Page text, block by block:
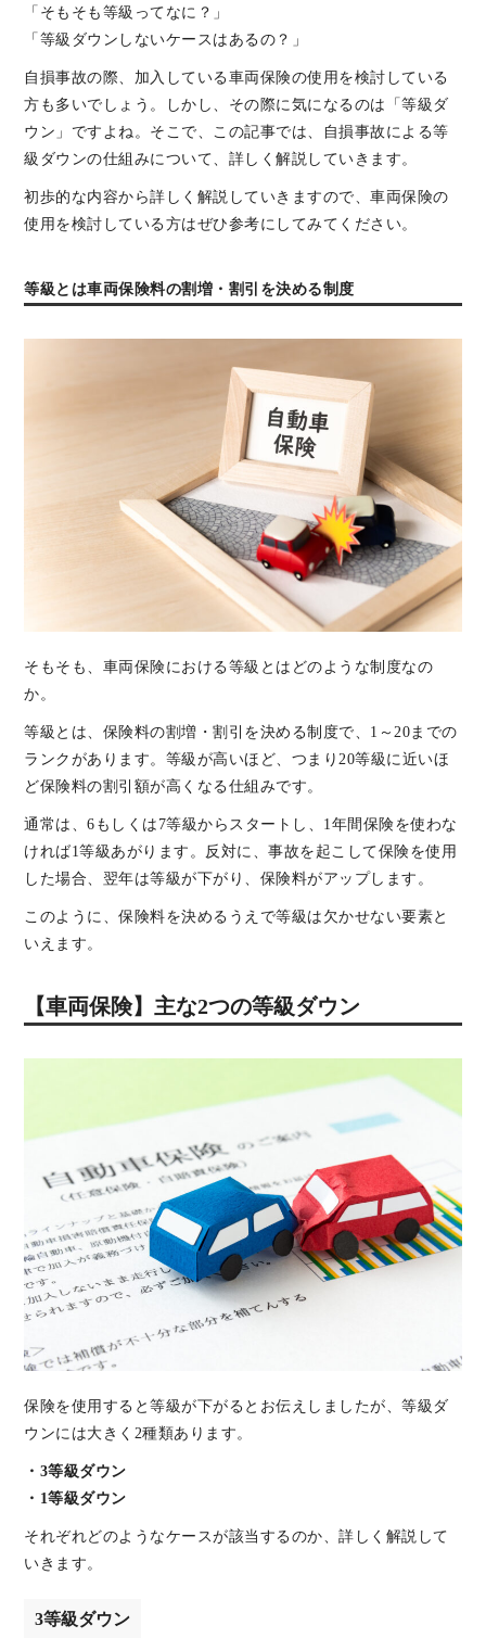
「そもそも等級ってなに？」
「等級ダウンしないケースはあるの？」
自損事故の際、加入している車両保険の使用を検討している
方も多いでしょう。しかし、その際に気になるのは「等級ダ
ウン」ですよね。そこで、この記事では、自損事故による等
級ダウンの仕組みについて、詳しく解説していきます。
初歩的な内容から詳しく解説していきますので、車両保険の
使用を検討している方はぜひ参考にしてみてください。
等級とは車両保険料の割増・割引を決める制度
そもそも、車両保険における等級とはどのような制度なの
か。
等級とは、保険料の割増・割引を決める制度で、1～20までの
ランクがあります。等級が高いほど、つまり20等級に近いほ
ど保険料の割引額が高くなる仕組みです。
通常は、6もしくは7等級からスタートし、1年間保険を使わな
ければ1等級あがります。反対に、事故を起こして保険を使用
した場合、翌年は等級が下がり、保険料がアップします。
このように、保険料を決めるうえで等級は欠かせない要素と
いえます。
【車両保険】主な2つの等級ダウン
保険を使用すると等級が下がるとお伝えしましたが、等級ダ
ウンには大きく2種類あります。
・3等級ダウン
・1等級ダウン
それぞれどのようなケースが該当するのか、詳しく解説して
いきます。
3等級ダウン